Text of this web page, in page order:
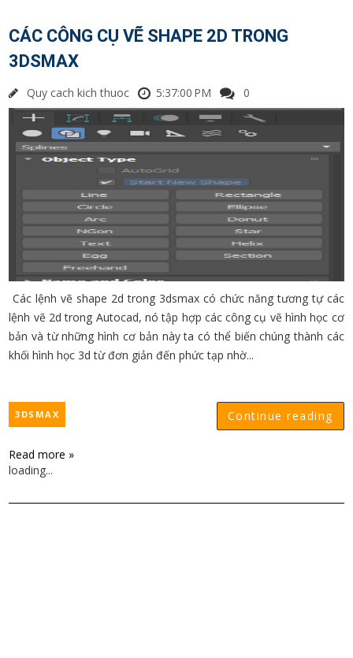
CÁC CÔNG CỤ VẼ SHAPE 2D TRONG
3DSMAX
Quy cach kich thuoc 5:37:00 PM 0
Các lệnh vẽ shape 2d trong 3dsmax có chức năng tương tự các
lệnh vẽ 2d trong Autocad, nó tập hợp các công cụ vẽ hình học cơ
bản và từ những hình cơ bản này ta có thể biến chúng thành các
khối hình học 3d từ đơn giản đến phức tạp nhờ...
Continue reading
3DSMAX
Read more »
loading...